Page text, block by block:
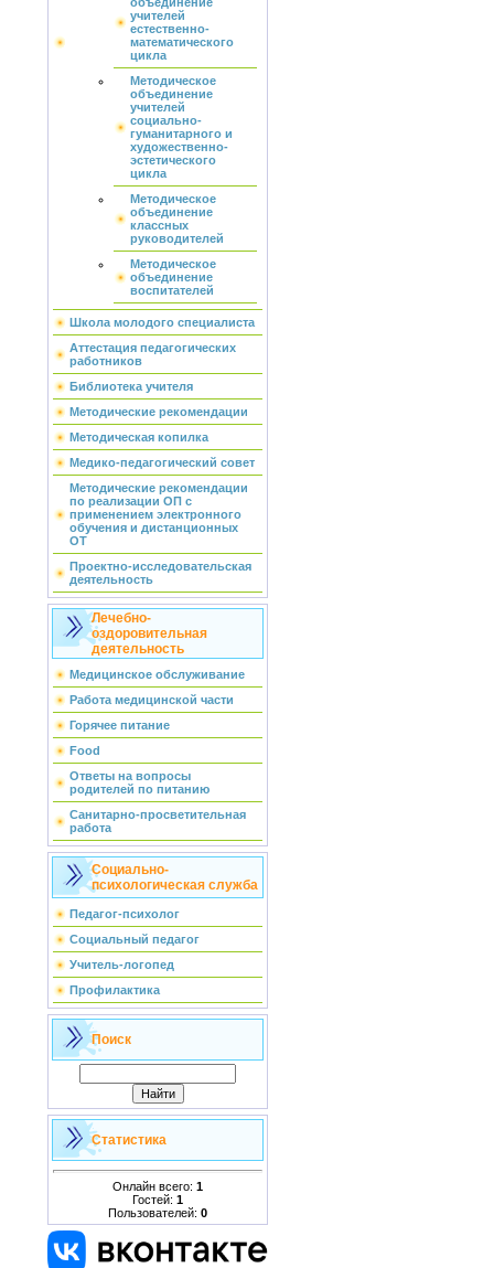
учителей
естественно-
математического
цикла
Методическое
объединение
учителей
социально-
гуманитарного и
художественно-
эстетического
цикла
Методическое
объединение
классных
руководителей
Методическое
объединение
воспитателей
Школа молодого специалиста
Аттестация педагогических
работников
Библиотека учителя
Методические рекомендации
Методическая копилка
Медико-педагогический совет
Методические рекомендации
по реализации ОП с
применением электронного
обучения и дистанционных
ОТ
Проектно-исследовательская
деятельность
Лечебно-
оздоровительная
деятельность
Медицинское обслуживание
Работа медицинской части
Горячее питание
Food
Ответы на вопросы
родителей по питанию
Санитарно-просветительная
работа
Социально-
психологическая служба
Педагог-психолог
Социальный педагог
Учитель-логопед
Профилактика
Поиск
Статистика
Онлайн всего: 1
Гостей: 1
Пользователей: 0